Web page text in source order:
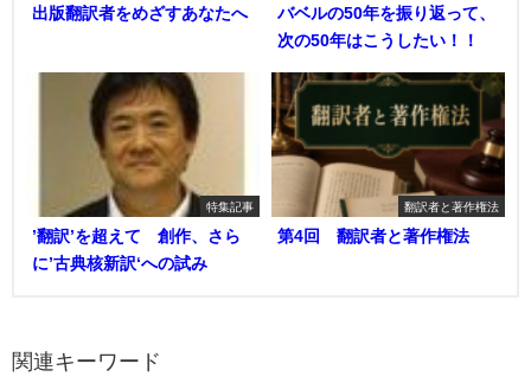
出版翻訳者をめざすあなたへ
バベルの50年を振り返って、
次の50年はこうしたい！！
特集記事
’翻訳’を超えて 創作、さら
に’古典核新訳‘への試み
翻訳者と著作権法
第4回 翻訳者と著作権法
関連キーワード